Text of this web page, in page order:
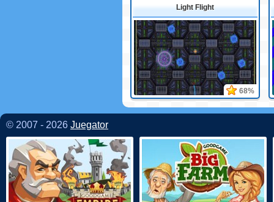
Light Flight
68%
© 2007 - 2026 Juegator